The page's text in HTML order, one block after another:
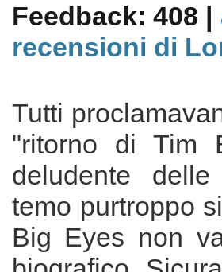
Feedback: 408 |
recensioni di
Tutti
"ritorno di Tim
deludente
temo purtroppo
Big Eyes non